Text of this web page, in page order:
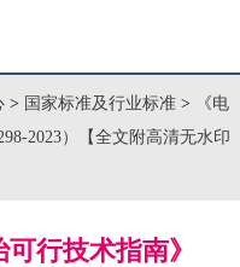
> 国家标准及行业标准 >
《电
2023）【全文附高清无水印
行技术指南》